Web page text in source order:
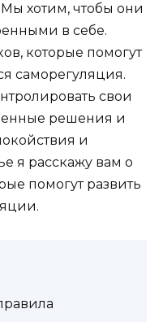
хотим, чтобы они
в себе.
которые помогут
саморегуляция.
свои
решения и
и
я расскажу вам о
помогут развить